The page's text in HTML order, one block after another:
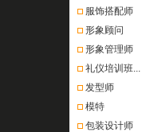
服饰搭配师
形象顾问
形象管理师
礼仪培训班...
发型师
模特
包装设计师